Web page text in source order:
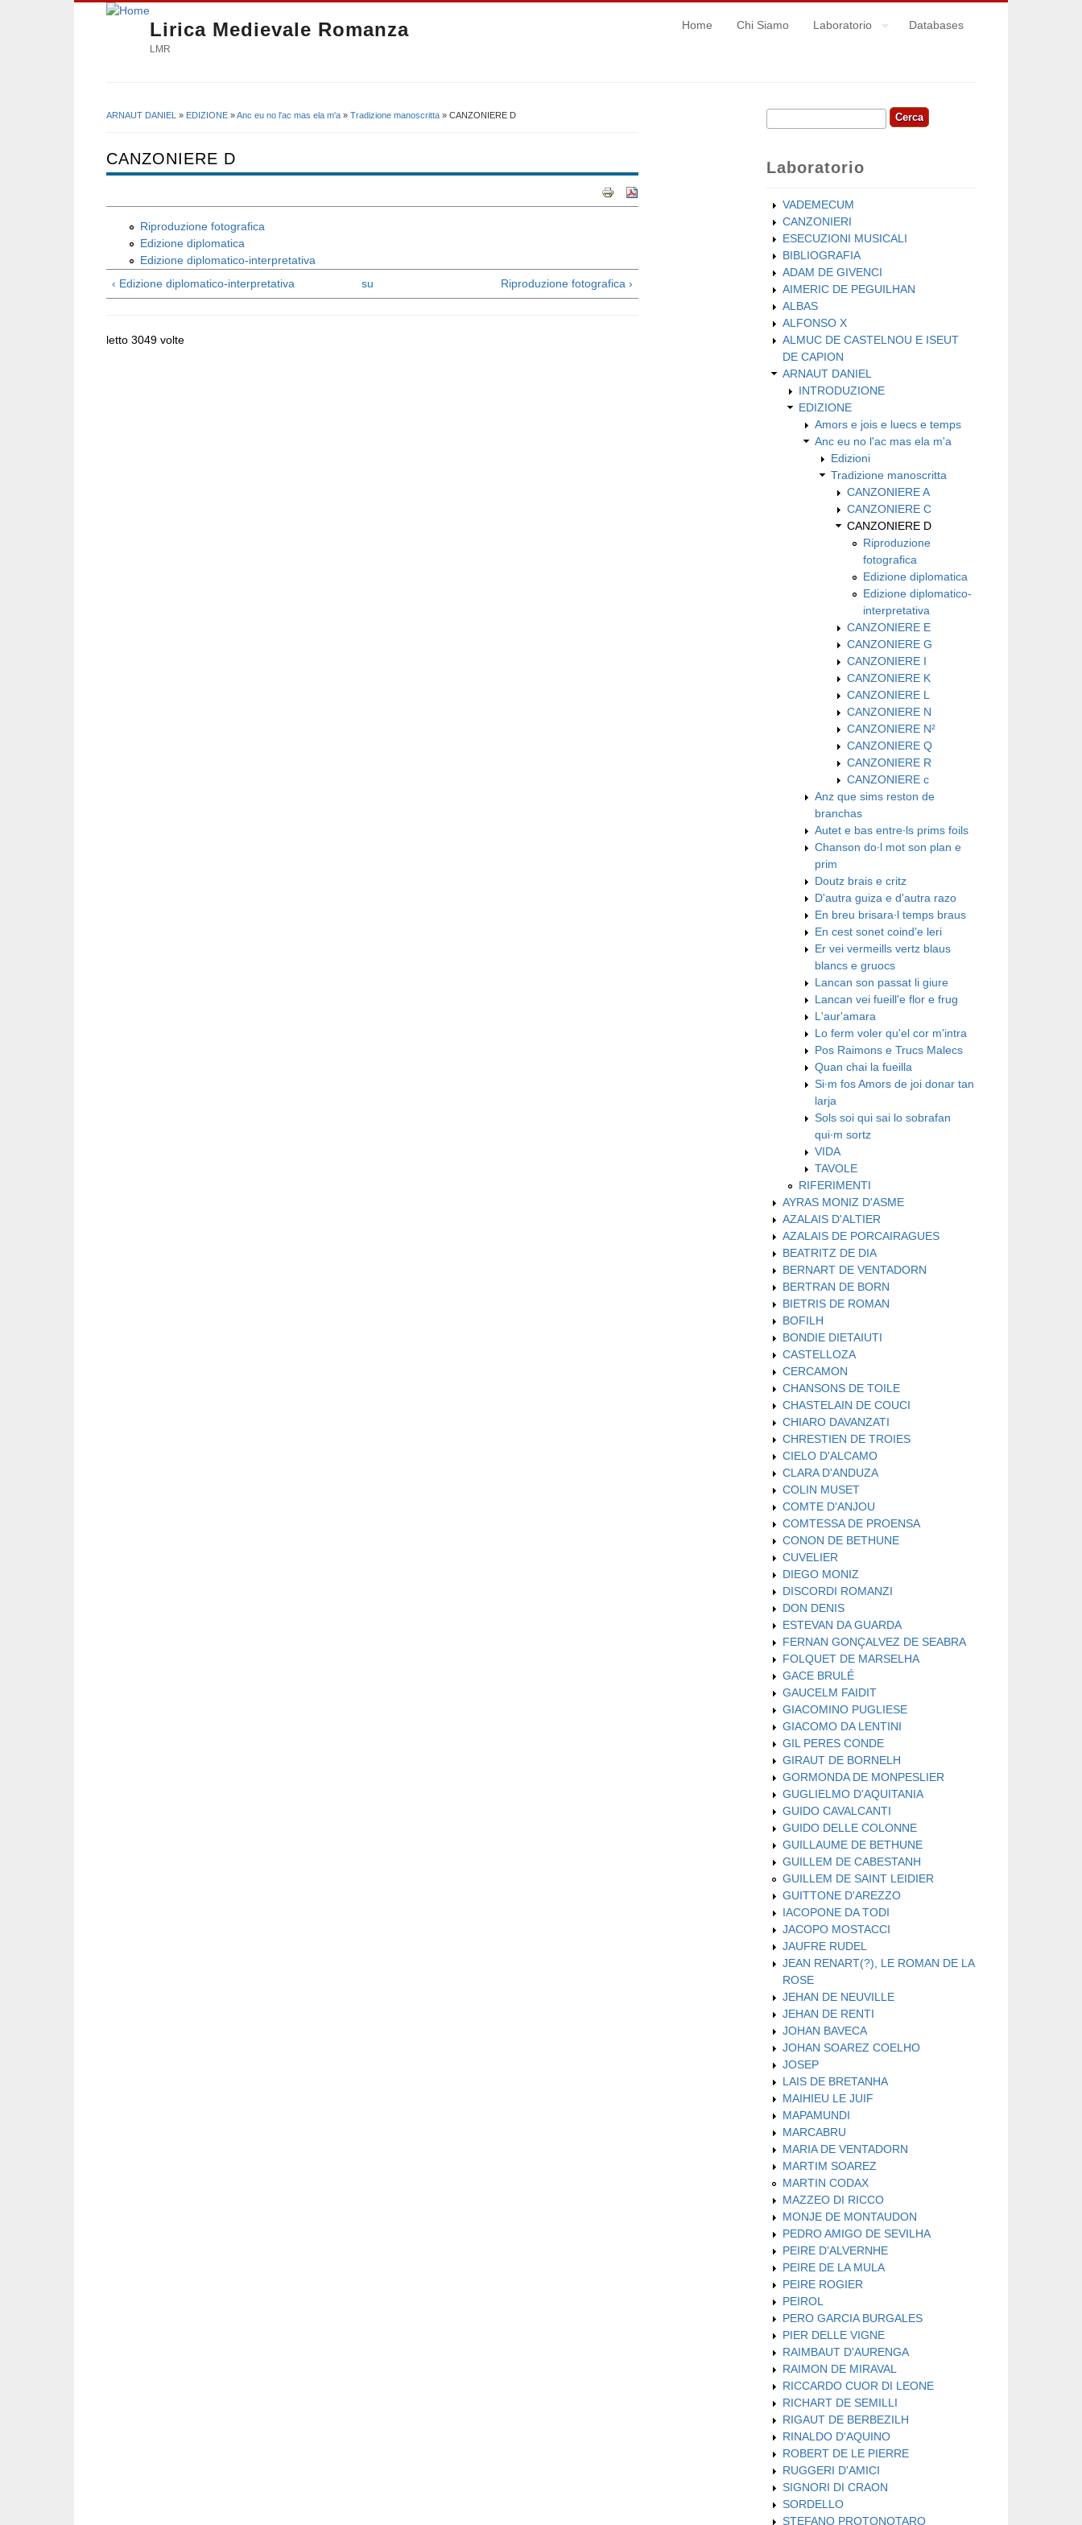
Lirica Medievale Romanza
LMR
Home Chi Siamo Laboratorio Databases
ARNAUT DANIEL » EDIZIONE »Anc eu no l'ac mas ela m'a » Tradizione manoscritta » CANZONIERE D
CANZONIERE D
Riproduzione fotografica
Edizione diplomatica
Edizione diplomatico-interpretativa
‹ Edizione diplomatico-interpretativa
su Riproduzione fotografica ›
letto 3049 volte
Form di ricerca
Cerca
Laboratorio
VADEMECUM
CANZONIERI
ESECUZIONI MUSICALI
BIBLIOGRAFIA
ADAM DE GIVENCI
AIMERIC DE PEGUILHAN
ALBAS
ALFONSO X
ALMUC DE CASTELNOU E ISEUT
DE CAPION
ARNAUT DANIEL
INTRODUZIONE
EDIZIONE
Amors e jois e luecs e temps
Anc eu no l'ac mas ela m'a
Edizioni
Tradizione manoscritta
CANZONIERE A
CANZONIERE C
CANZONIERE D
Riproduzione
fotografica
Edizione diplomatica
Edizione diplomatico-
interpretativa
CANZONIERE E
CANZONIERE G
CANZONIERE I
CANZONIERE K
CANZONIERE L
CANZONIERE N
CANZONIERE N²
CANZONIERE Q
CANZONIERE R
CANZONIERE c
Anz que sims reston de
branchas
Autet e bas entre∙ls prims foils
Chanson do∙l mot son plan e
prim
Doutz brais e critz
D'autra guiza e d'autra razo
En breu brisara∙l temps braus
En cest sonet coind'e leri
Er vei vermeills vertz blaus
blancs e gruocs
Lancan son passat li giure
Lancan vei fueill'e flor e frug
L'aur'amara
Lo ferm voler qu'el cor m'intra
Pos Raimons e Trucs Malecs
Quan chai la fueilla
Si∙m fos Amors de joi donar tan
larja
Sols soi qui sai lo sobrafan
qui∙m sortz
VIDA
TAVOLE
RIFERIMENTI
AYRAS MONIZ D'ASME
AZALAIS D'ALTIER
AZALAIS DE PORCAIRAGUES
BEATRITZ DE DIA
BERNART DE VENTADORN
BERTRAN DE BORN
BIETRIS DE ROMAN
BOFILH
BONDIE DIETAIUTI
CASTELLOZA
CERCAMON
CHANSONS DE TOILE
CHASTELAIN DE COUCI
CHIARO DAVANZATI
CHRESTIEN DE TROIES
CIELO D'ALCAMO
CLARA D'ANDUZA
COLIN MUSET
COMTE D'ANJOU
COMTESSA DE PROENSA
CONON DE BETHUNE
CUVELIER
DIEGO MONIZ
DISCORDI ROMANZI
DON DENIS
ESTEVAN DA GUARDA
FERNAN GONÇALVEZ DE SEABRA
FOLQUET DE MARSELHA
GACE BRULÉ
GAUCELM FAIDIT
GIACOMINO PUGLIESE
GIACOMO DA LENTINI
GIL PERES CONDE
GIRAUT DE BORNELH
GORMONDA DE MONPESLIER
GUGLIELMO D'AQUITANIA
GUIDO CAVALCANTI
GUIDO DELLE COLONNE
GUILLAUME DE BETHUNE
GUILLEM DE CABESTANH
GUILLEM DE SAINT LEIDIER
GUITTONE D'AREZZO
IACOPONE DA TODI
JACOPO MOSTACCI
JAUFRE RUDEL
JEAN RENART(?), LE ROMAN DE LA
ROSE
JEHAN DE NEUVILLE
JEHAN DE RENTI
JOHAN BAVECA
JOHAN SOAREZ COELHO
JOSEP
LAIS DE BRETANHA
MAIHIEU LE JUIF
MAPAMUNDI
MARCABRU
MARIA DE VENTADORN
MARTIM SOAREZ
MARTIN CODAX
MAZZEO DI RICCO
MONJE DE MONTAUDON
PEDRO AMIGO DE SEVILHA
PEIRE D'ALVERNHE
PEIRE DE LA MULA
PEIRE ROGIER
PEIROL
PERO GARCIA BURGALES
PIER DELLE VIGNE
RAIMBAUT D'AURENGA
RAIMON DE MIRAVAL
RICCARDO CUOR DI LEONE
RICHART DE SEMILLI
RIGAUT DE BERBEZILH
RINALDO D'AQUINO
ROBERT DE LE PIERRE
RUGGERI D'AMICI
SIGNORI DI CRAON
SORDELLO
STEFANO PROTONOTARO